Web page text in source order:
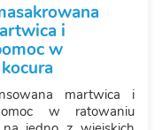
i
w
martwica i
w ratowaniu